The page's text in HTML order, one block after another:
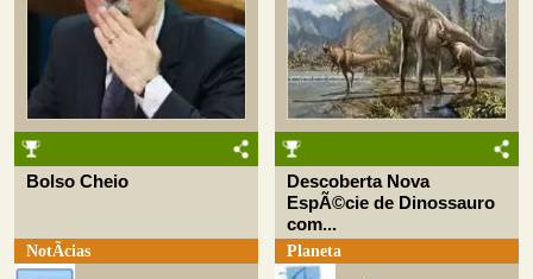
Bolso Cheio
NotÃ­cias
Descoberta Nova
EspÃ©cie de Dinossauro
com...
Planeta